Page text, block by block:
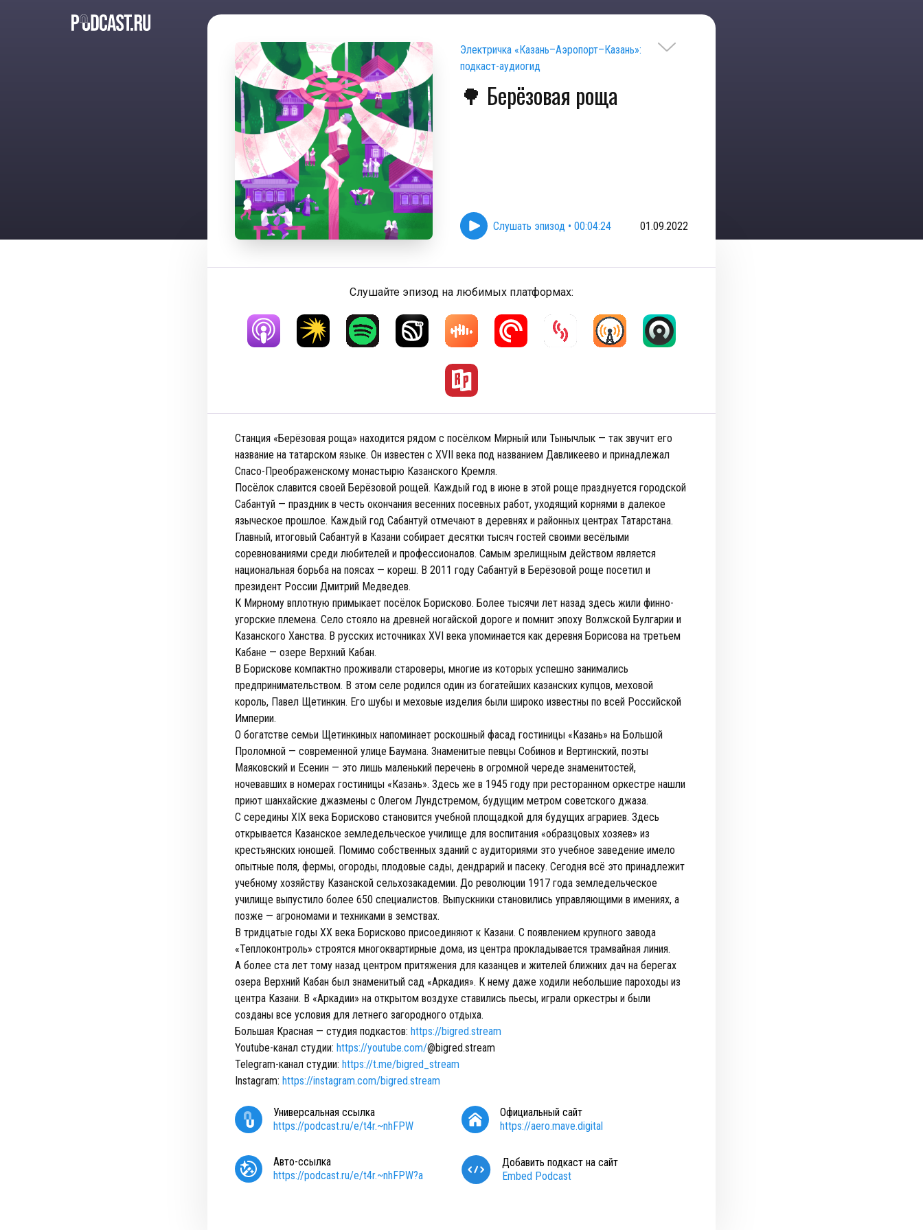
Электричка «Казань–Аэропорт–Казань»:
подкаст-аудиогид
🌳 Берёзовая роща
Слушать эпизод • 00:04:24 01.09.2022
Слушайте эпизод на любимых платформах:
Станция «Берёзовая роща» находится рядом с посёлком Мирный или Тынычлык — так звучит его
название на татарском языке. Он известен с XVII века под названием Давликеево и принадлежал
Спасо-Преображенскому монастырю Казанского Кремля.
Посёлок славится своей Берёзовой рощей. Каждый год в июне в этой роще празднуется городской
Сабантуй — праздник в честь окончания весенних посевных работ, уходящий корнями в далекое
языческое прошлое. Каждый год Сабантуй отмечают в деревнях и районных центрах Татарстана.
Главный, итоговый Сабантуй в Казани собирает десятки тысяч гостей своими весёлыми
соревнованиями среди любителей и профессионалов. Самым зрелищным действом является
национальная борьба на поясах — кореш. В 2011 году Сабантуй в Берёзовой роще посетил и
президент России Дмитрий Медведев.
К Мирному вплотную примыкает посёлок Борисково. Более тысячи лет назад здесь жили финно-
угорские племена. Село стояло на древней ногайской дороге и помнит эпоху Волжской Булгарии и
Казанского Ханства. В русских источниках XVI века упоминается как деревня Борисова на третьем
Кабане — озере Верхний Кабан.
В Борискове компактно проживали староверы, многие из которых успешно занимались
предпринимательством. В этом селе родился один из богатейших казанских купцов, меховой
король, Павел Щетинкин. Его шубы и меховые изделия были широко известны по всей Российской
Империи.
О богатстве семьи Щетинкиных напоминает роскошный фасад гостиницы «Казань» на Большой
Проломной — современной улице Баумана. Знаменитые певцы Собинов и Вертинский, поэты
Маяковский и Есенин — это лишь маленький перечень в огромной череде знаменитостей,
ночевавших в номерах гостиницы «Казань». Здесь же в 1945 году при ресторанном оркестре нашли
приют шанхайские джазмены с Олегом Лундстремом, будущим метром советского джаза.
С середины XIX века Борисково становится учебной площадкой для будущих аграриев. Здесь
открывается Казанское земледельческое училище для воспитания «образцовых хозяев» из
крестьянских юношей. Помимо собственных зданий с аудиториями это учебное заведение имело
опытные поля, фермы, огороды, плодовые сады, дендрарий и пасеку. Сегодня всё это принадлежит
учебному хозяйству Казанской сельхозакадемии. До революции 1917 года земледельческое
училище выпустило более 650 специалистов. Выпускники становились управляющими в имениях, а
позже — агрономами и техниками в земствах.
В тридцатые годы XX века Борисково присоединяют к Казани. С появлением крупного завода
«Теплоконтроль» строятся многоквартирные дома, из центра прокладывается трамвайная линия.
А более ста лет тому назад центром притяжения для казанцев и жителей ближних дач на берегах
озера Верхний Кабан был знаменитый сад «Аркадия». К нему даже ходили небольшие пароходы из
центра Казани. В «Аркадии» на открытом воздухе ставились пьесы, играли оркестры и были
созданы все условия для летнего загородного отдыха.
Большая Красная — cтудия подкастов: https://bigred.stream
Youtube-канал студии: https://youtube.com/@bigred.stream
Telegram-канал студии: https://t.me/bigred_stream
Instagram: https://instagram.com/bigred.stream
Универсальная ссылка
https://podcast.ru/e/t4r.~nhFPW
Официальный сайт
https://aero.mave.digital
Авто-ссылка
https://podcast.ru/e/t4r.~nhFPW?a
Добавить подкаст на сайт
Embed Podcast